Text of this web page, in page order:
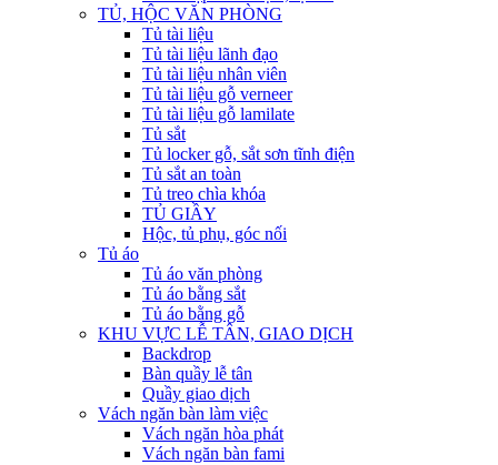
TỦ, HỘC VĂN PHÒNG
Tủ tài liệu
Tủ tài liệu lãnh đạo
Tủ tài liệu nhân viên
Tủ tài liệu gỗ verneer
Tủ tài liệu gỗ lamilate
Tủ sắt
Tủ locker gỗ, sắt sơn tĩnh điện
Tủ sắt an toàn
Tủ treo chìa khóa
TỦ GIẦY
Hộc, tủ phụ, góc nối
Tủ áo
Tủ áo văn phòng
Tủ áo bằng sắt
Tủ áo bằng gỗ
KHU VỰC LỄ TÂN, GIAO DỊCH
Backdrop
Bàn quầy lễ tân
Quầy giao dịch
Vách ngăn bàn làm việc
Vách ngăn hòa phát
Vách ngăn bàn fami